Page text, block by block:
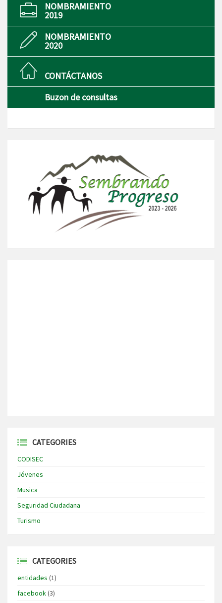
NOMBRAMIENTO
2019
NOMBRAMIENTO
2020
CONTÁCTANOS
Buzon de consultas
CATEGORIES
CODISEC
Jóvenes
Musica
Seguridad Ciudadana
Turismo
CATEGORIES
entidades (1)
facebook(3)